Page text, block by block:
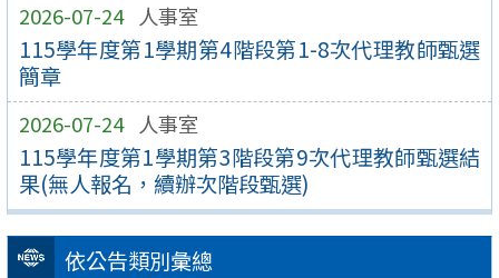
2026-07-24 人事室
115學年度第1學期第4階段第1-8次代理教師甄選
簡章
2026-07-24 人事室
115學年度第1學期第3階段第9次代理教師甄選結
果(無人報名，續辦次階段甄選)
依公告類別彙總